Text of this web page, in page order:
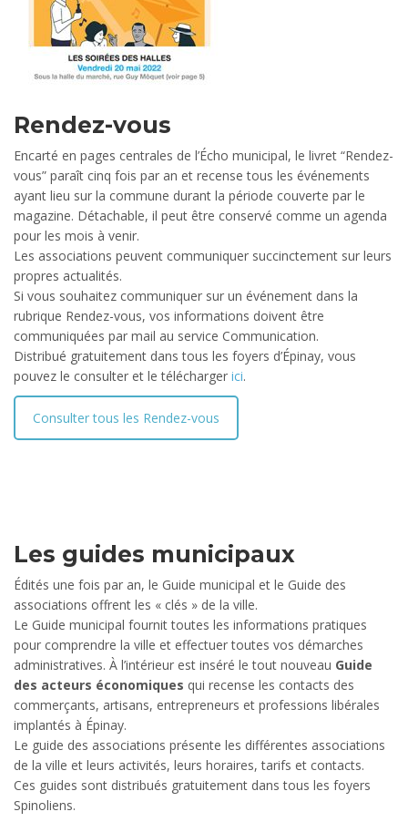
Rendez-vous
Encarté en pages centrales de l’Écho municipal, le livret “Rendez-
vous” paraît cinq fois par an et recense tous les événements
ayant lieu sur la commune durant la période couverte par le
magazine. Détachable, il peut être conservé comme un agenda
pour les mois à venir.
Les associations peuvent communiquer succinctement sur leurs
propres actualités.
Si vous souhaitez communiquer sur un événement dans la
rubrique Rendez-vous, vos informations doivent être
communiquées par mail au service Communication.
Distribué gratuitement dans tous les foyers d’Épinay, vous
pouvez le consulter et le télécharger ici.
Consulter tous les Rendez-vous
Les guides municipaux
Édités une fois par an, le Guide municipal et le Guide des
associations offrent les « clés » de la ville.
Le Guide municipal fournit toutes les informations pratiques
pour comprendre la ville et effectuer toutes vos démarches
administratives. À l’intérieur est inséré le tout nouveau Guide
des acteurs économiques qui recense les contacts des
commerçants, artisans, entrepreneurs et professions libérales
implantés à Épinay.
Le guide des associations présente les différentes associations
de la ville et leurs activités, leurs horaires, tarifs et contacts.
Ces guides sont distribués gratuitement dans tous les foyers
Spinoliens.